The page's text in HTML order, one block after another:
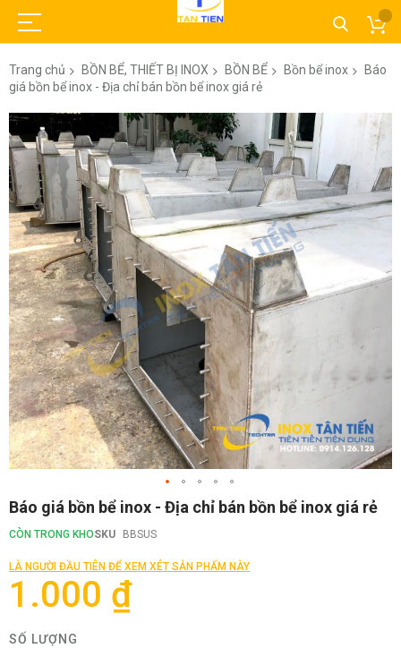
Trang chủ BỒN BỂ, THIẾT BỊ INOX BỒN BỂ Bồn bể inox
Báo
giá bồn bể inox - Địa chỉ bán bồn bể inox giá rẻ
Chuyển
đến
phần
đầu
của
thư
viện
hình
ảnh
Chuyển
phần
của
thư
hình
Báo giá bồn bể inox - Địa chỉ bán bồn bể inox giá rẻ
CÒN TRONG KHOSKU BBSUS
LÀ NGƯỜI ĐẦU TIÊN ĐỂ XEM XÉT SẢN PHẨM NÀY
1.000 ₫
SỐ LƯỢNG